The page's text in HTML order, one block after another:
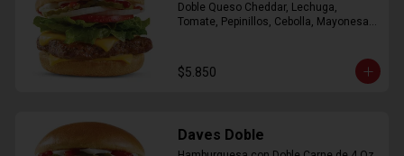
Doble Queso Cheddar, Lechuga,
Tomate, Pepinillos, Cebolla, Mayonesa,
$5.850
Daves Doble